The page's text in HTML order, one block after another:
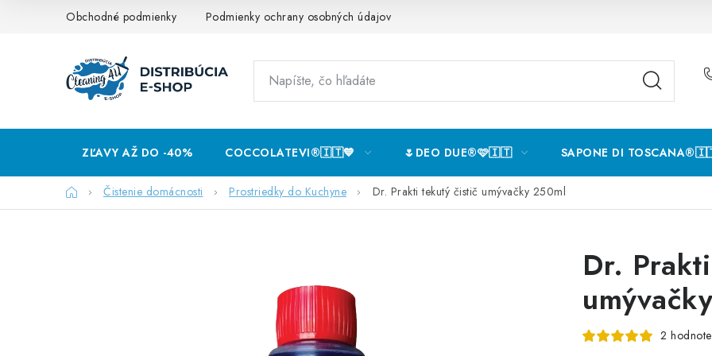
Obchodné podmienky Podmienky ochrany osobných údajov
ZĽAVY AŽ DO -40% COCCOLATEVI®️🇮🇹💙 🌷DEO DUE®️🩷🇮🇹 SAPONE DI
DomovČistenie domácnosti Prostriedky do Kuchyne Dr. Prakti tekutý čistič umývačky 250ml
Dr.
2